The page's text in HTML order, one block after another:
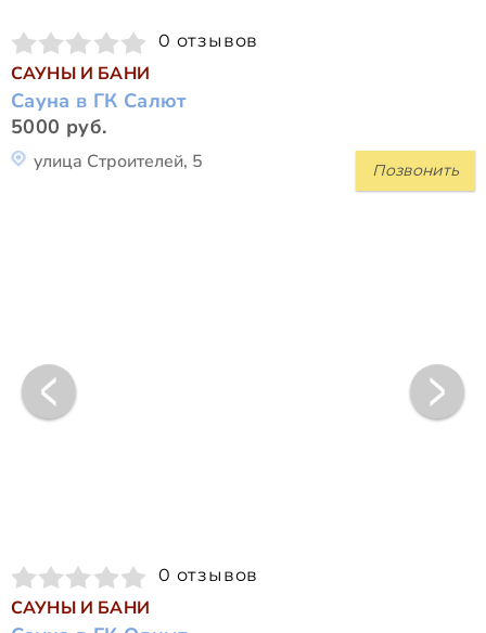
0 отзывов
САУНЫ И БАНИ
Сауна в ГК Салют
5000 руб.
Позвонить
улица Строителей, 5
0 отзывов
САУНЫ И БАНИ